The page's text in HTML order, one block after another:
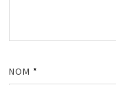
NOM *